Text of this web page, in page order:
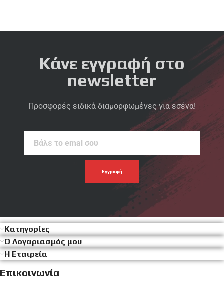
Κάνε εγγραφή στο
newsletter
Προσφορές ειδικά διαμορφωμένες για εσένα!
Κατηγορίες
Ο Λογαριασμός μου
Η Εταιρεία
Επικοινωνία